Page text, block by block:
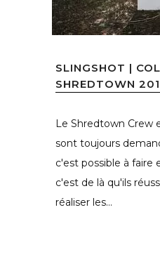
SLINGSHOT |
SHREDTOWN
Le Shredtown Crew
sont toujours
c'est possible à faire
c'est de là qu'ils
réaliser les...